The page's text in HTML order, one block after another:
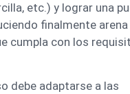
etc.) y lograr una
finalmente
cumpla con los
debe adaptarse a las